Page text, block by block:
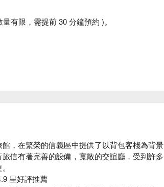
有限，需提前 30 分鐘預約 )。
，在繁榮的信義區中提供了以背包客棧為背景
信有著完善的設備，寬敞的交誼廳，受到許多
星好評推薦